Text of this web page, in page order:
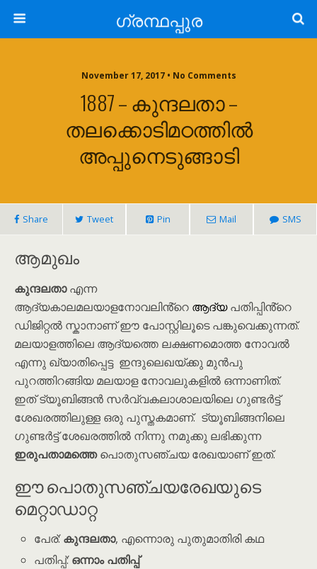
ഗ്രന്ഥപ്പുര
November 17, 2017 • No Comments
1887 – കുന്ദലതാ –
തലക്കൊടിമഠത്തിൽ
അപ്പുനെടുങ്ങാടി
Share Tweet Pin Mail SMS
ആമുഖം
കുന്ദലതാഎന്ന
ആദ്യകാലമലയാളനോവലിൻ്റെ ആദ്യപതിപ്പിൻ്റെ
ഡിജിറ്റൽ സ്കാനാണ് ഈ പോസ്റ്റിലൂടെ പങ്കുവെക്കുന്നത്.
മലയാളത്തിലെ ആദ്യത്തെ ലക്ഷണമൊത്ത നോവൽ
എന്നു ഖ്യാതിപ്പെട്ട ഇന്ദുലെഖയ്ക്കു മുൻപു
പുറത്തിറങ്ങിയ മലയാള നോവലുകളിൽ ഒന്നാണിത്.
ഇത് ട്യൂബിങ്ങൻ സർവ്വകലാശാലയിലെ ഗുണ്ടർട്ട്
ശേഖരത്തിലുള്ള ഒരു പുസ്തകമാണ്. ട്യൂബിങ്ങനിലെ
ഗുണ്ടർട്ട് ശേഖരത്തിൽ നിന്നു നമുക്കു ലഭിക്കുന്ന
ഇരുപതാമത്തെപൊതുസഞ്ചയ രേഖയാണ് ഇത്.
ഈ പൊതുസഞ്ചയരേഖയുടെ
മെറ്റാഡാറ്റ
പേര്:കുന്ദലതാ, എന്നൊരു പുതുമാതിരി കഥ
പതിപ്പ്:ഒന്നാം പതിപ്പ്